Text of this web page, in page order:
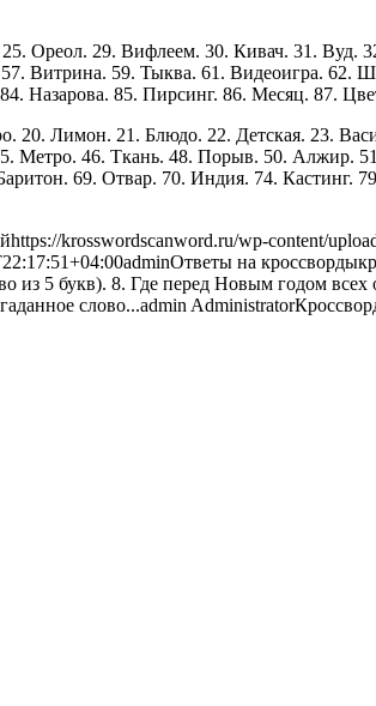
Ореол. 29. Вифлеем. 30. Кивач. 31. Вуд.
Витрина. 59. Тыква. 61. Видеоигра. 62.
Назарова. 85. Пирсинг. 86. Месяц. 87.
20. Лимон. 21. Блюдо. 22. Детская. 23.
Метро. 46. Ткань. 48. Порыв. 50. Алжир.
69. Отвар. 70. Индия. 74. Кастинг.
https://krosswordscanword.ru/wp-content/
adminОтветы на кроссворды
из 5 букв). 8. Где перед Новым годом всех
слово...admin Administrator